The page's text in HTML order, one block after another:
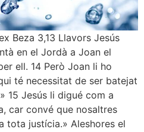
Beza 3,13 Llavors Jesús
en el Jordà a Joan el
ell. 14 Però Joan li ho
té necessitat de ser batejat
15 Jesús li digué com a
car convé que nosaltres
tota justícia.» Aleshores el